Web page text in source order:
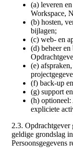
(a) leveren
Workspace,
(b) hosten,
bijlagen;
(c) web- en
(d) beheer
(e)
(f) back-up
(g) support
(h) optioneel:
expliciete
2.3. Opdrachtgever
geldige grondslag
Persoonsgegevens